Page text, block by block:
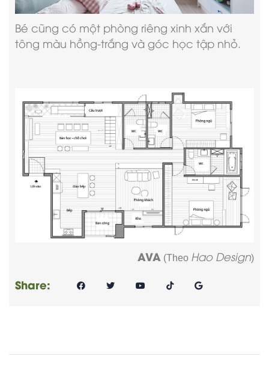
Bé cũng có một phòng riêng xinh xắn với
tông màu hồng-trắng và góc học tập nhỏ.
AVA (Theo Hao Design)
Share: